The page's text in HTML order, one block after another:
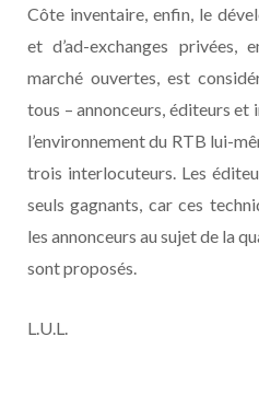
Côte inventaire, enfin, le
et d’ad-exchanges privées,
marché ouvertes, est
tous – annonceurs, éditeurs et
l’environnement du RTB lui-
trois interlocuteurs. Les
seuls gagnants, car ces
les annonceurs au sujet de la
sont proposés.
L.U.L.